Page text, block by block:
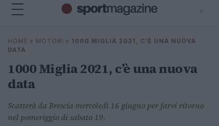
⌕
Cerca
⌕
HOME » MOTORI » 1000 MIGLIA 2021, C’È UNA NUOVA
DATA
1000 Miglia 2021, c’è una nuova
data
Scatterà da Brescia mercoledì 16 giugno per farvi ritorno
nel pomeriggio di sabato 19.